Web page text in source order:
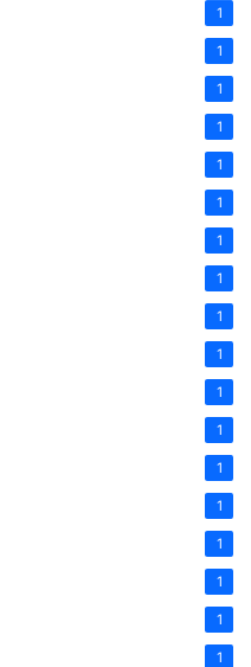
1
1
1
1
1
1
1
1
1
1
1
1
1
1
1
1
1
1